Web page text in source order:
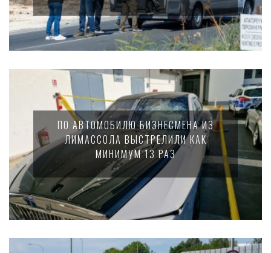
ПО АВТОМОБИЛЮ БИЗНЕСМЕНА ИЗ
ЛИМАССОЛА ВЫСТРЕЛИЛИ КАК
МИНИМУМ 13 РАЗ